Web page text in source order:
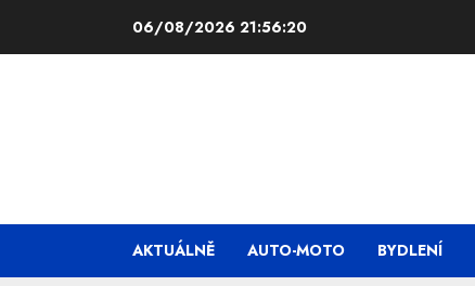
06/08/2026 21:56:21
AKTUÁLNĚ AUTO-MOTO BYDLENÍ